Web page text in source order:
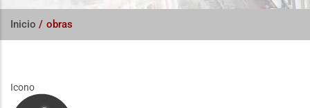
Inicio / obras
Icono